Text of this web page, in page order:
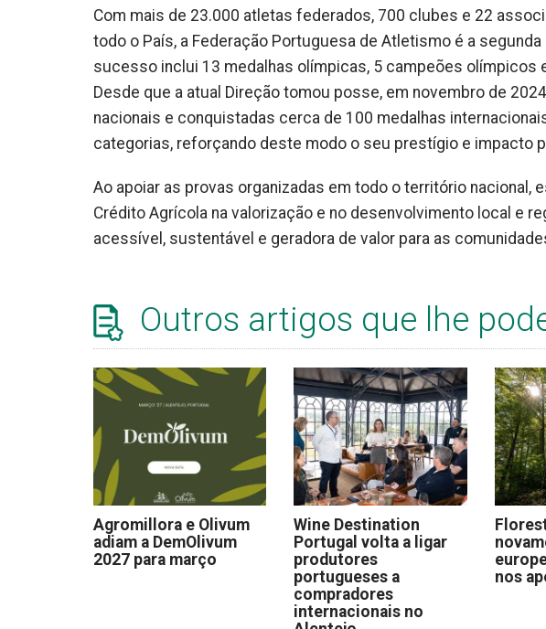
Com mais de 23.000 atletas federados, 700 clubes e 22
todo o País, a Federação Portuguesa de Atletismo é a
sucesso inclui 13 medalhas olímpicas, 5 campeões olímpicos
Desde que a atual Direção tomou posse, em novembro de
nacionais e conquistadas cerca de 100 medalhas
categorias, reforçando deste modo o seu prestígio e impacto
Ao apoiar as provas organizadas em todo o território
Crédito Agrícola na valorização e no desenvolvimento local e
acessível, sustentável e geradora de valor para as
Outros artigos que lhe
Agromillora e Olivum
adiam a DemOlivum
2027 para março
Wine Destination
Portugal volta a ligar
produtores
portugueses a
compradores
internacionais no
nos